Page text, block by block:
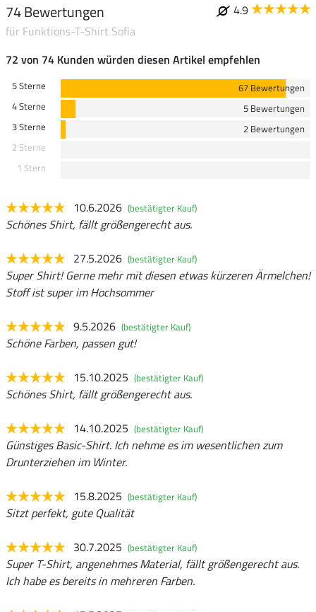
74 Bewertungen
4.9
für Funktions-T-Shirt Sofia
72 von 74 Kunden würden diesen Artikel empfehlen
5 Sterne
67 Bewertungen
4 Sterne
5 Bewertungen
3 Sterne
2 Bewertungen
2 Sterne
1 Stern
10.6.2026 (bestätigter Kauf)
Schönes Shirt, fällt größengerecht aus.
27.5.2026 (bestätigter Kauf)
Super Shirt! Gerne mehr mit diesen etwas kürzeren Ärmelchen!
Stoff ist super im Hochsommer
9.5.2026 (bestätigter Kauf)
Schöne Farben, passen gut!
15.10.2025 (bestätigter Kauf)
Schönes Shirt, fällt größengerecht aus.
14.10.2025 (bestätigter Kauf)
Günstiges Basic-Shirt. Ich nehme es im wesentlichen zum
Drunterziehen im Winter.
15.8.2025 (bestätigter Kauf)
Sitzt perfekt, gute Qualität
30.7.2025 (bestätigter Kauf)
Super T-Shirt, angenehmes Material, fällt größengerecht aus.
Ich habe es bereits in mehreren Farben.